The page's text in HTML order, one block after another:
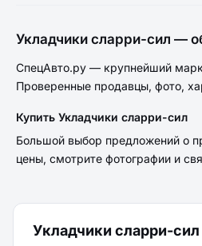
Укладчики сларри-сил —
СпецАвто.ру — крупнейший
Проверенные продавцы, фото,
Купить Укладчики сларри-сил
Большой выбор предложений о
цены, смотрите фотографии и
Укладчики сларри-